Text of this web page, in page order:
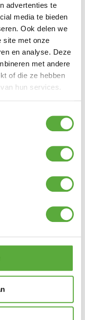
advertenties te
media te bieden
Ook delen we
site met onze
en analyse. Deze
met andere
of die ze hebben
hun services.
,Tuinstoelen Merk:
Outdoor